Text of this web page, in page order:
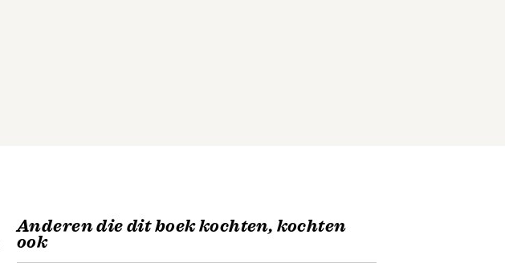
Anderen die dit boek kochten, kochten
ook